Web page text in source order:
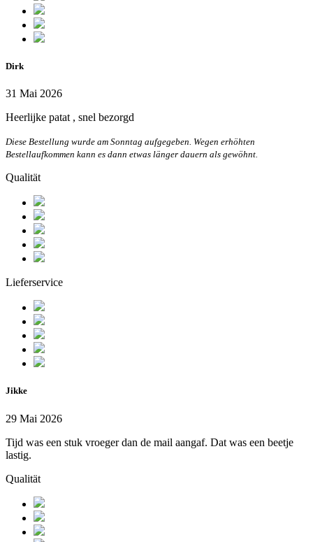
Dirk
31 Mai 2026
Heerlijke patat , snel bezorgd
Diese Bestellung wurde am Sonntag aufgegeben. Wegen erhöhten
Bestellaufkommen kann es dann etwas länger dauern als gewöhnt.
Qualität
Lieferservice
Jikke
29 Mai 2026
Tijd was een stuk vroeger dan de mail aangaf. Dat was een beetje
lastig.
Qualität